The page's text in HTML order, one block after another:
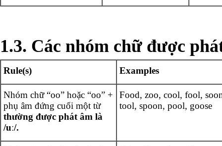
1.3. Các nhóm chữ được
Rule(s) Examples
Nhóm chữ “oo” hoặc “oo” +
phụ âm đứng cuối một từ
thường được phát âm là
/uː/.
Food, zoo, cool, fool,
tool, spoon, pool, goose